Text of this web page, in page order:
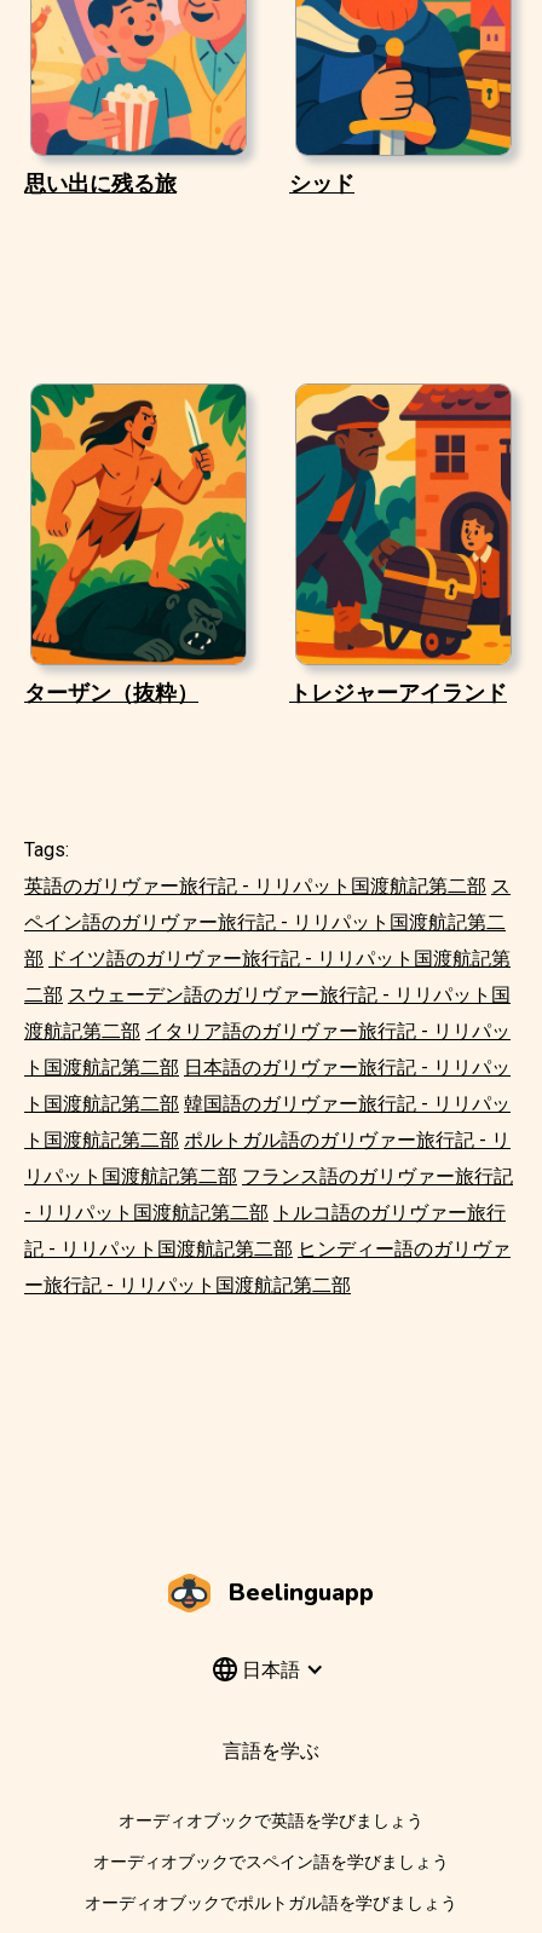
思い出に残る旅 シッド
ターザン（抜粋） トレジャーアイランド
Tags:
英語のガリヴァー旅行記 - リリパット国渡航記第二部 ス
ペイン語のガリヴァー旅行記 - リリパット国渡航記第二
部 ドイツ語のガリヴァー旅行記 - リリパット国渡航記第
二部 スウェーデン語のガリヴァー旅行記 - リリパット国
渡航記第二部 イタリア語のガリヴァー旅行記 - リリパッ
ト国渡航記第二部 日本語のガリヴァー旅行記 - リリパッ
ト国渡航記第二部 韓国語のガリヴァー旅行記 - リリパッ
ト国渡航記第二部 ポルトガル語のガリヴァー旅行記 - リ
リパット国渡航記第二部 フランス語のガリヴァー旅行記
- リリパット国渡航記第二部 トルコ語のガリヴァー旅行
記 - リリパット国渡航記第二部 ヒンディー語のガリヴァ
ー旅行記 - リリパット国渡航記第二部
Beelinguapp
日本語
言語を学ぶ
オーディオブックで英語を学びましょう
オーディオブックでスペイン語を学びましょう
オーディオブックでポルトガル語を学びましょう